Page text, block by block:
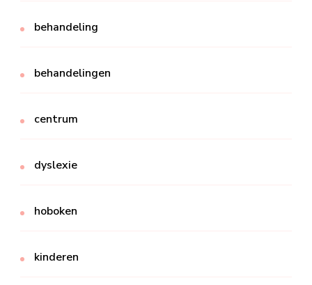
behandeling
behandelingen
centrum
dyslexie
hoboken
kinderen